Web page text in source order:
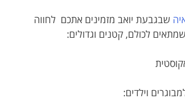
שבגבעת יואב מזמינים אתכם לחווה
לכולם, קטנים וגדולים:
וילדים: